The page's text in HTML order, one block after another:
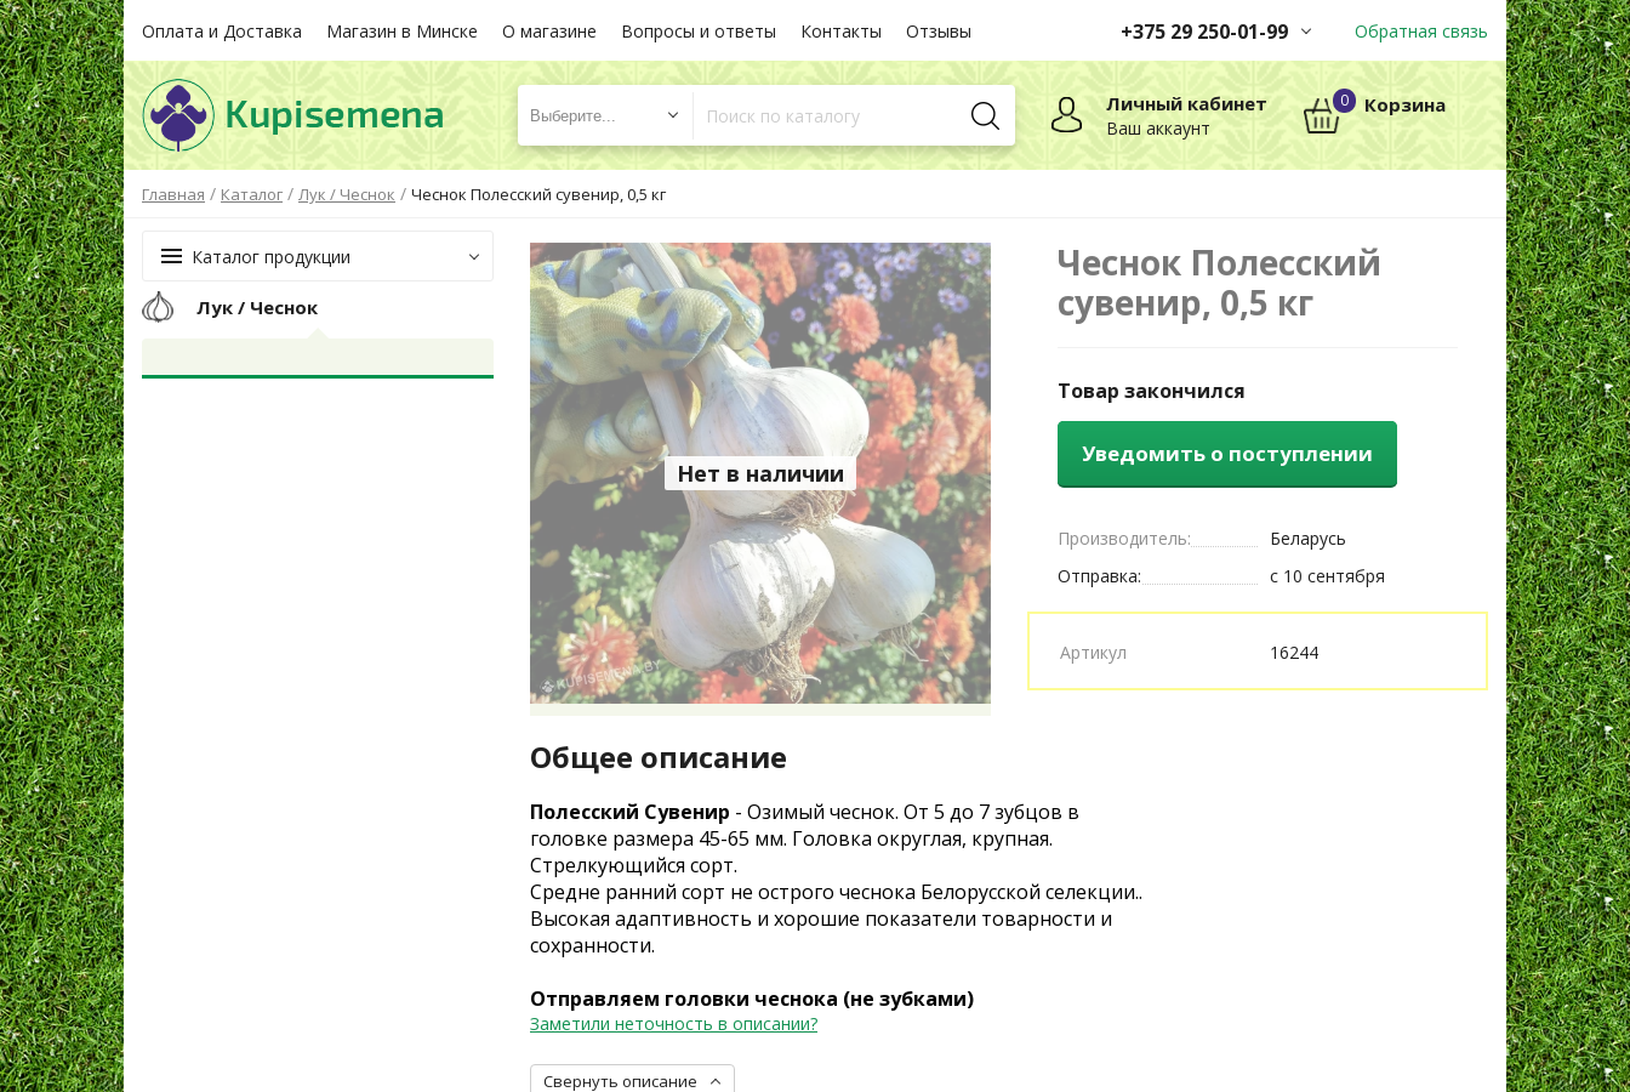
Оплата и Доставка Магазин в Минске О магазине Вопросы и ответы Контакты Отзывы +375 29 250-01-99
автоматически через корзину
круглосуточно без выходных
Обратная связь
Выберите... Личный кабинет
Ваш аккаунт
0 Корзина
Главная / Каталог / Лук / Чеснок / Чеснок Полесский сувенир, 0,5 кг
Каталог продукции
Лук / Чеснок
Нет в наличии
Чеснок Полесский
сувенир, 0,5 кг
Товар закончился
Уведомить о поступлении
Производитель:
Беларусь
Отправка:
с 10 сентября
Артикул 16244
Общее описание
Полесский Сувенир - Озимый чеснок. От 5 до 7 зубцов в
головке размера 45-65 мм. Головка округлая, крупная.
Стрелкующийся сорт.
Средне ранний сорт не острого чеснока Белорусской селекции..
Высокая адаптивность и хорошие показатели товарности и
сохранности.
Отправляем головки чеснока (не зубками)
Заметили неточность в описании?
Свернуть описание